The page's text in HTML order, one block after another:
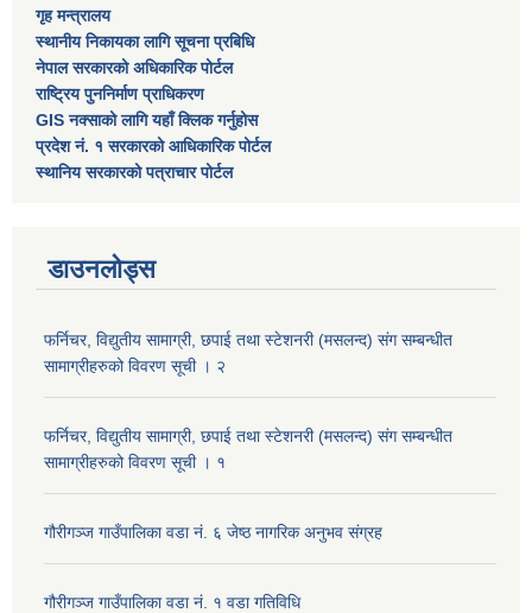
गृह मन्त्रालय
स्थानीय निकायका लागि सूचना प्रबिधि
नेपाल सरकारको अधिकारिक पोर्टल
राष्ट्रिय पुननिर्माण प्राधिकरण
GIS नक्साको लागि यहाँ क्लिक गर्नुहोस
प्रदेश नं. १ सरकारको आधिकारिक पोर्टल
स्थानिय सरकारको पत्राचार पोर्टल
डाउनलोड्स
फर्निचर, विद्युतीय सामाग्री, छपाई तथा स्टेशनरी (मसलन्द) संग सम्बन्धीत
सामाग्रीहरुको विवरण सूची । २
फर्निचर, विद्युतीय सामाग्री, छपाई तथा स्टेशनरी (मसलन्द) संग सम्बन्धीत
सामाग्रीहरुको विवरण सूची । १
गौरीगञ्‍ज गाउँपालिका वडा नं. ६ जेष्ठ नागरिक अनुभव संग्रह
गौरीगञ्‍ज गाउँपालिका वडा नं. १ वडा गतिविधि